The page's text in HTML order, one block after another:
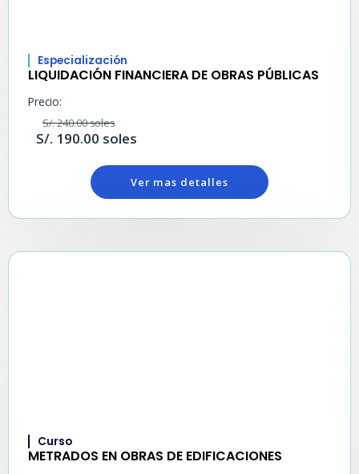
Especialización
LIQUIDACIÓN FINANCIERA DE OBRAS PÚBLICAS
Precio:
S/. 240.00 soles
S/. 190.00 soles
Ver mas detalles
Curso
METRADOS EN OBRAS DE EDIFICACIONES